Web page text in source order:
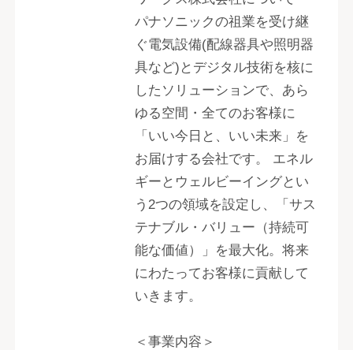
パナソニックの祖業を受け継
ぐ電気設備(配線器具や照明器
具など)とデジタル技術を核に
したソリューションで、あら
ゆる空間・全てのお客様に
「いい今日と、いい未来」を
お届けする会社です。 エネル
ギーとウェルビーイングとい
う2つの領域を設定し、「サス
テナブル・バリュー（持続可
能な価値）」を最大化。将来
にわたってお客様に貢献して
いきます。
＜事業内容＞